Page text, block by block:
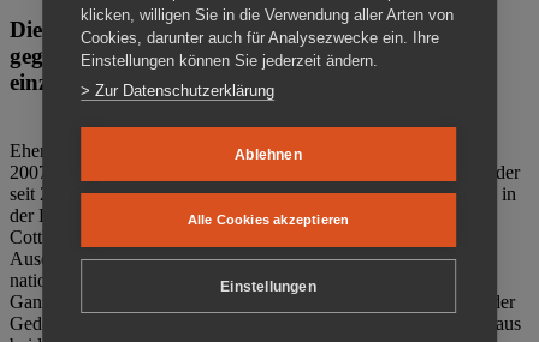
Die Gedenkstätte Zuchthaus Cottbus ist ein Ort
gegen das Vergessen. Anschaulich, nah und
einzigartig.
Ehemalige politische Häftlinge der DDR gründeten im Oktober
2007 den Verein Menschenrechtszentrum Cottbus e. V. (MRZ), der
seit 2011 Eigentümer des ehemaligen Gefängnisses (1860-2002) in
der Bautzener Straße und Träger der Gedenkstätte Zuchthaus
Cottbus ist. Im Zentrum der Arbeit der Gedenkstätte steht die
Auseinandersetzung mit politischem Unrecht während der
nationalsozialistischen Terrorherrschaft und der SED-Diktatur.
Ganzjährig zeigen mehrere Dauer- und Sonderausstellungen in der
Gedenkstätte Zuchthaus Cottbus Beispiele politischen Unrechts aus
klicken, willigen Sie in die Verwendung aller Arten von
Cookies, darunter auch für Analysezwecke ein. Ihre
Einstellungen können Sie jederzeit ändern.
> Zur Datenschutzerklärung
Ablehnen
Alle Cookies akzeptieren
Einstellungen